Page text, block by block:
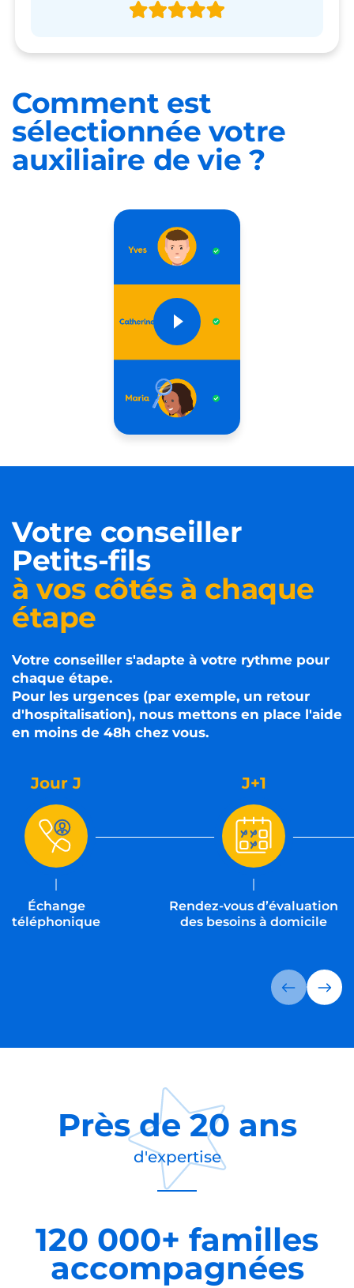
Comment est
sélectionnée votre
auxiliaire de vie ?
Votre conseiller
Petits-fils
à vos côtés à chaque
étape
Votre conseiller s'adapte à votre rythme pour
chaque étape.
Pour les urgences (par exemple, un retour
d'hospitalisation), nous mettons en place l'aide
en moins de 48h chez vous.
Jour J
Échange
téléphonique
J+1
Rendez-vous d’évaluation
des besoins à domicile
Près de20 ans
d'expertise
120 000+ familles
accompagnées